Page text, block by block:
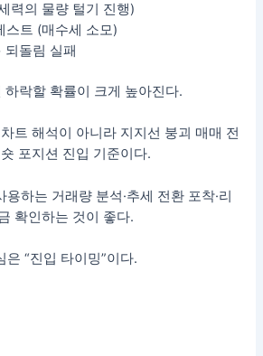
력의 물량 털기 진행)
스트 (매수세 소모)
되돌림 실패
락할 확률이 크게 높아진다.
트 해석이 아니라 지지선 붕괴 매매 전
포지션 진입 기준이다.
하는 거래량 분석·추세 전환 포착·리
확인하는 것이 좋다.
“진입 타이밍”이다.